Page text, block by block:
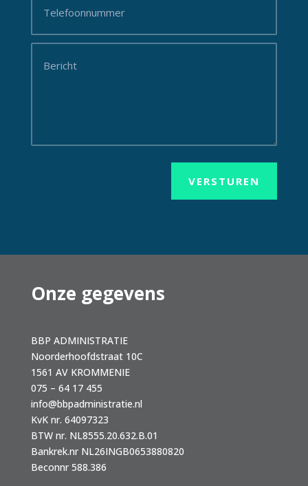
VERSTUREN
Onze gegevens
BBP ADMINISTRATIE
Noorderhoofdstraat 10C
1561 AV KROMMENIE
075 – 64 17 455
info@bbpadministratie.nl
KvK nr. 64097323
BTW nr. NL8555.20.632.B.01
Bankrek.nr NL26INGB0653880820
Beconnr 588.386